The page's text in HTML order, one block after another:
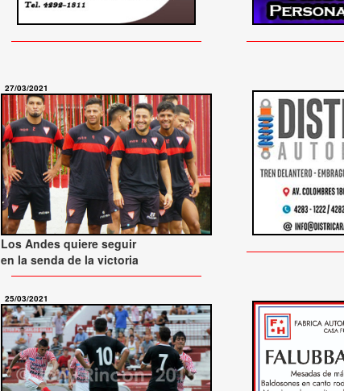
27/03/2021
Los Andes quiere seguir
en la senda de la victoria
25/03/2021